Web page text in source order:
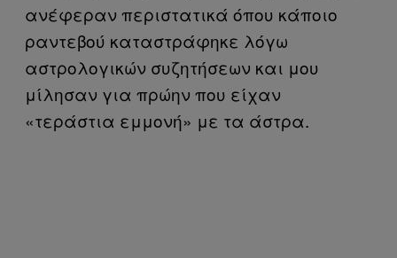
ανέφεραν περιστατικά όπου κάποιο
ραντεβού καταστράφηκε λόγω
αστρολογικών συζητήσεων και μου
μίλησαν για πρώην που είχαν
«τεράστια εμμονή» με τα άστρα.